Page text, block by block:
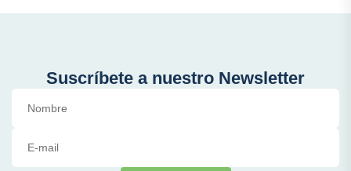
Suscríbete a nuestro Newsletter